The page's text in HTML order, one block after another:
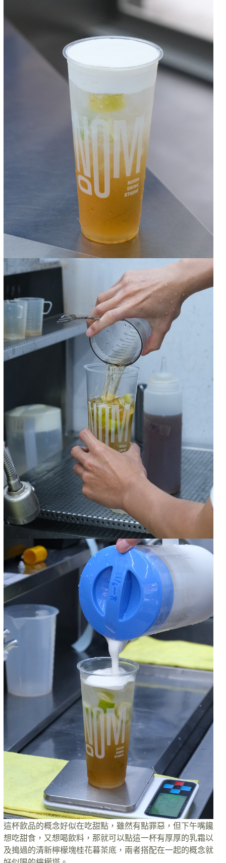
這杯飲品的概念好似在吃甜點，雖然有點罪惡，但下午嘴饞
想吃甜食，又想喝飲料，那就可以點這一杯有厚厚的乳霜以
及搗過的清新檸檬塊桂花暮茶底，兩者搭配在一起的概念就